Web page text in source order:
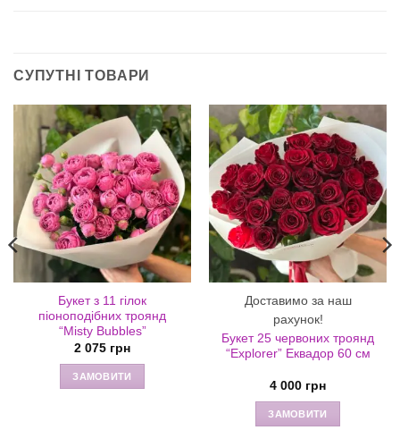
СУПУТНІ ТОВАРИ
Букет з 11 гілок
піоноподібних троянд
“Misty Bubbles”
2 075 грн
ЗАМОВИТИ
Доставимо за наш
рахунок!
Букет 25 червоних троянд
“Explorer” Еквадор 60 см
4 000 грн
ЗАМОВИТИ